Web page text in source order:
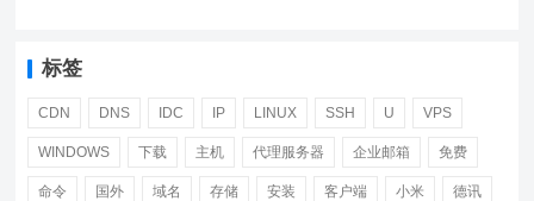
标签
CDN DNS IDC IP LINUX SSH U VPS
WINDOWS 下载 主机 代理服务器 企业邮箱 免费
命令 国外 域名 存储 安装 客户端 小米 德讯